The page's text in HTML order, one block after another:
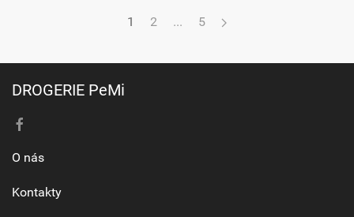
1 2 ... 5
DROGERIE PeMi
O nás
Kontakty